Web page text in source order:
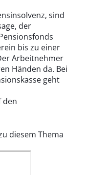
sind
der
bis zu einer
Arbeitnehmer
Händen da. Bei
geht
den
diesem Thema